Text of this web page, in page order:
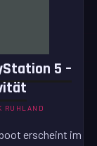
5 –
RUHLAND
erscheint im